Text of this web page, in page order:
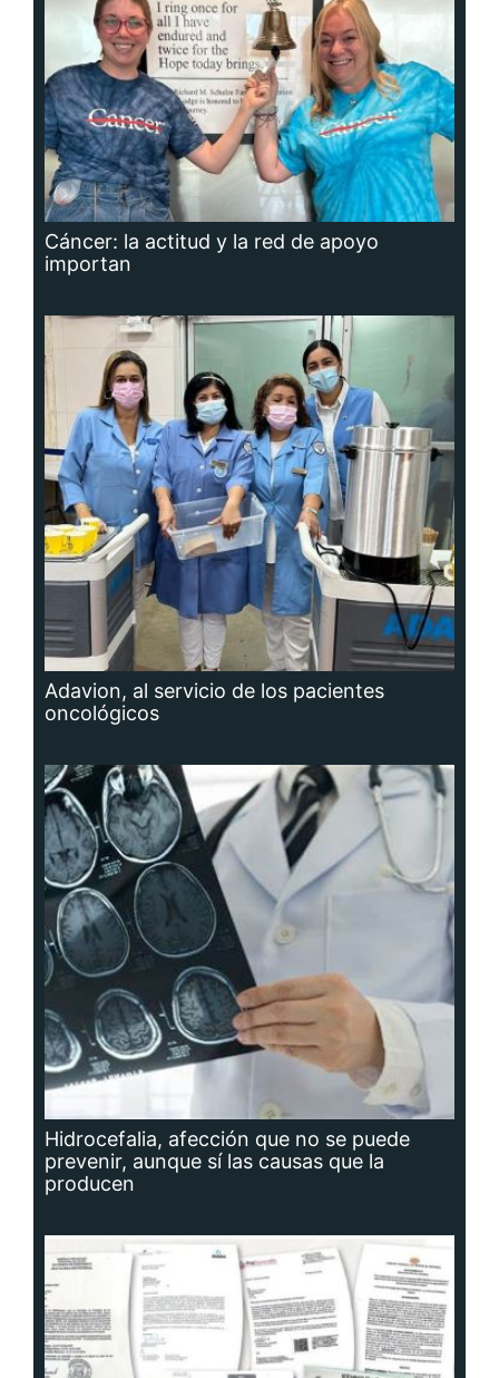
Cáncer: la actitud y la red de apoyo
importan
Adavion, al servicio de los pacientes
oncológicos
Hidrocefalia, afección que no se puede
prevenir, aunque sí las causas que la
producen